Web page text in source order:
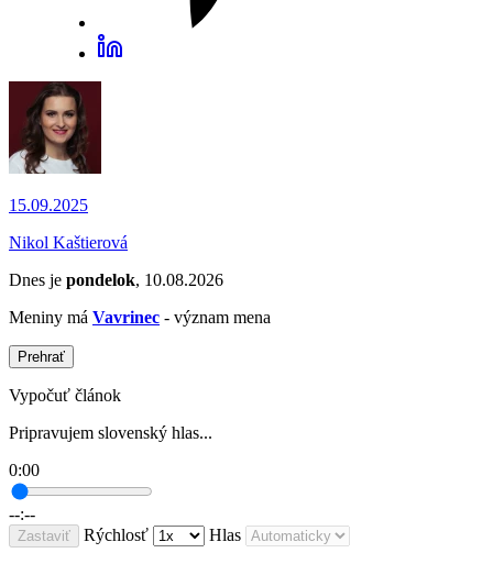
15.09.2025
Nikol Kaštierová
Dnes je pondelok, 10.08.2026
Meniny má Vavrinec - význam mena
Prehrať
Vypočuť článok
Pripravujem slovenský hlas...
0:00
--:--
Zastaviť Rýchlosť Hlas